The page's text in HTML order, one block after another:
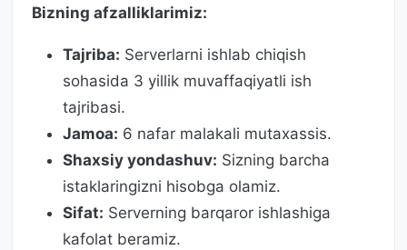
Bizning afzalliklarimiz:
Tajriba: Serverlarni ishlab chiqish
sohasida 3 yillik muvaffaqiyatli ish
tajribasi.
Jamoa: 6 nafar malakali mutaxassis.
Shaxsiy yondashuv: Sizning barcha
istaklaringizni hisobga olamiz.
Sifat: Serverning barqaror ishlashiga
kafolat beramiz.